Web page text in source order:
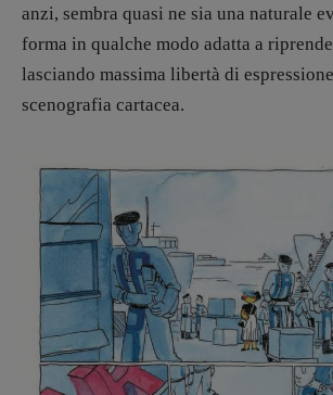
anzi, sembra quasi ne sia una naturale
forma in qualche modo adatta a
lasciando massima libertà di
scenografia cartacea.